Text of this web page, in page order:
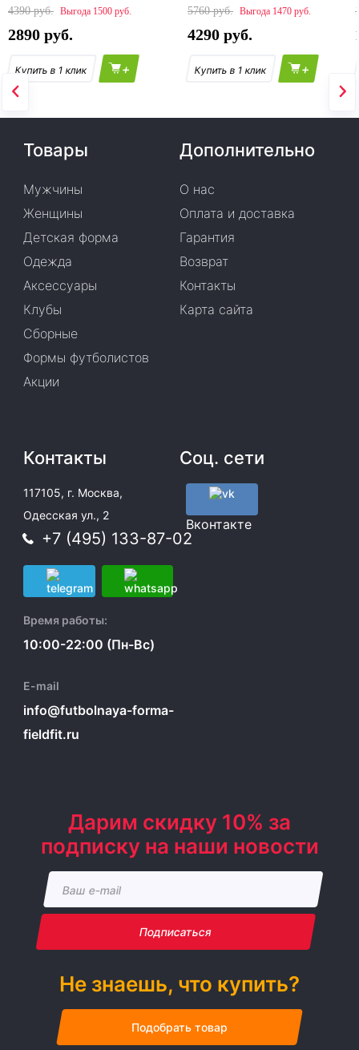
4390
1500
2890
+
5760
1470
4290
+
Товары
Мужчины
Женщины
Детская форма
Одежда
Аксессуары
Клубы
Сборные
Формы футболистов
Акции
Дополнительно
О нас
Оплата и доставка
Гарантия
Возврат
Контакты
Карта сайта
Контакты
117105, г. Москва,
Одесская ул., 2
+7 (495) 133-87-02
Время работы:
10:00-22:00 (Пн-Вс)
E-mail
info@futbolnaya-forma-
fieldfit.ru
Соц. сети
Вконтакте
Дарим скидку 10% за
подписку на наши новости
Подписаться
Не знаешь, что купить?
Подобрать товар